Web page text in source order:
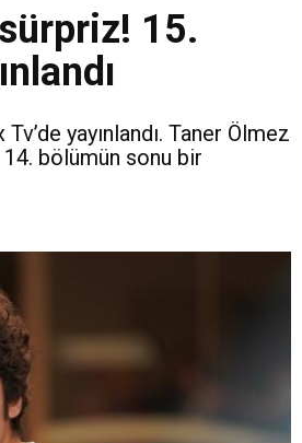
15.
yayınlandı. Taner Ölmez
14. bölümün sonu bir